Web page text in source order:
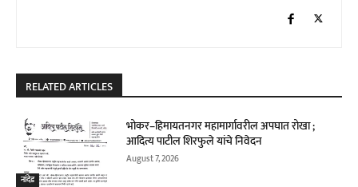
RELATED ARTICLES
नांदेड
भोकर–हिमायतनगर महामार्गावरील अपघात रोखा ;
आदित्य पाटील शिरफुले यांचे निवेदन
August 7, 2026